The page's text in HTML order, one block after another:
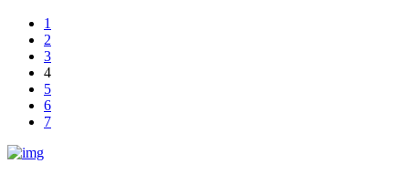
1
2
3
4
5
6
7